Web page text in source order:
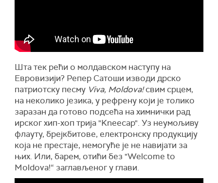
Шта тек рећи о молдавском наступу на
Евровизији? Репер Сатоши изводи дрско
патриотску песму Viva, Moldova!свим срцем,
на неколико језика, у рефрену који је толико
заразан да готово подсећа на химнички рад
ирског хип-хоп трија "Kneecap". Уз неумољиву
флауту, брејкбитове, електронску продукцију
која не престаје, немогуће је не навијати за
њих. Или, барем, отићи без "Welcome to
Moldova!“ заглављеног у глави.